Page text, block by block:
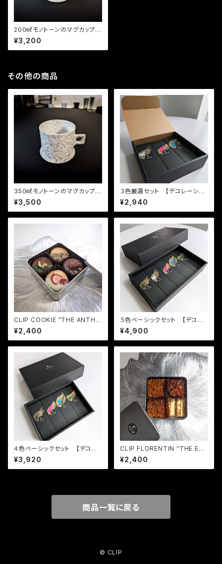
200㎖モノトーンのマグカップ
（Mogwai）
¥3,200
その他の商品
350㎖モノトーンのマグカップ
（Gimme）
¥3,500
３色厳選セット 【デコレーショ
ン チョコレート フロランタ
ン】
¥2,940
CLIP COOKIE "THE ANTHO
LOGY"（CLIP クッキー "ジ・ア
ンソロジー"）
¥2,400
５色ベーシックセット 【デコレ
ーション チョコレート フロラ
ンタン】
¥4,900
４色ベーシックセット 【デコレ
ーション チョコレート フロラ
ンタン】
¥3,920
CLIP FLORENTIN “THE ELE
MENTS”（CLIP フロランタン
"ジ・エレメンツ"）
¥2,400
商品一覧に戻る
© CLIP